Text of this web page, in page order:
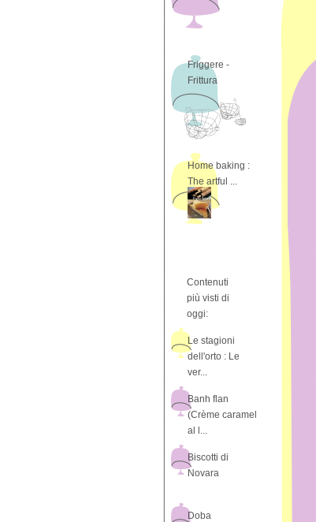
Friggere -
Frittura
Home baking :
The artful ...
Contenuti
più visti di
oggi:
Le stagioni
dell'orto : Le
ver...
Banh flan
(Crème caramel
al l...
Biscotti di
Novara
Doba